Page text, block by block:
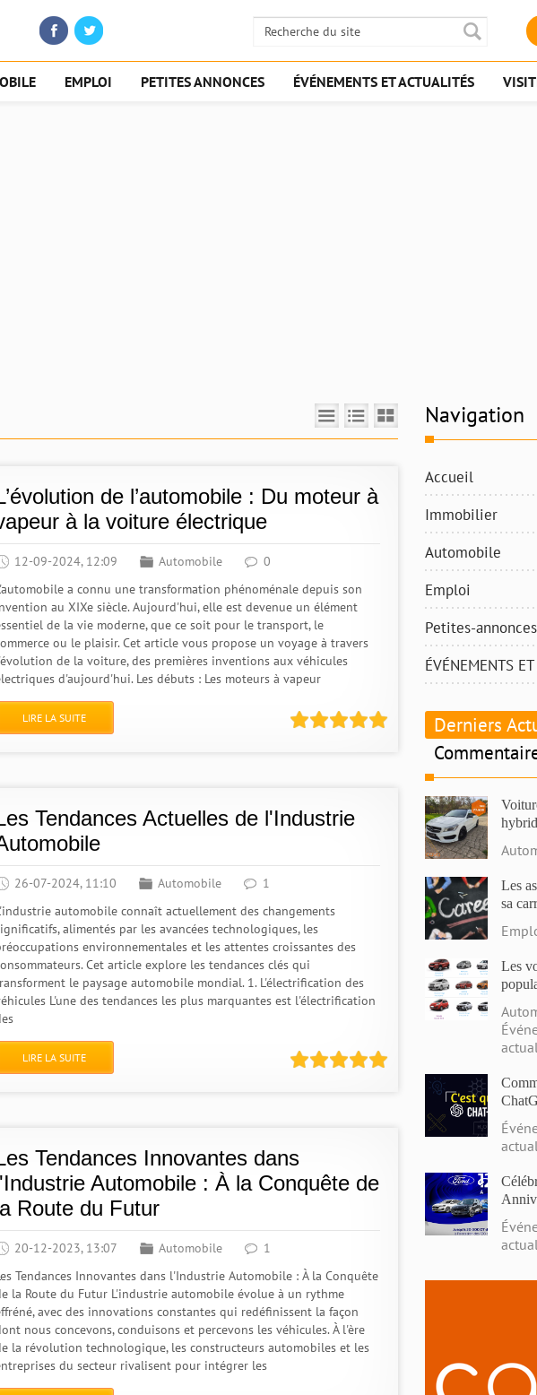
EMPLOI PETITES ANNONCES ÉVÉNEMENTS ET ACTUALITÉS
de l’automobile : Du moteur à
à la voiture électrique
12-09-2024, 12:09 Automobile
0
a connu une transformation phénoménale depuis son
au XIXe siècle. Aujourd'hui, elle est devenue un élément
de la vie moderne, que ce soit pour le transport, le
ou le plaisir. Cet article vous propose un voyage à travers
de la voiture, des premières inventions aux véhicules
d'aujourd'hui. Les débuts : Les moteurs à vapeur
LIRE LA SUITE
Tendances Actuelles de l'Industrie
26-07-2024, 11:10 Automobile
1
automobile connaît actuellement des changements
alimentés par les avancées technologiques, les
environnementales et les attentes croissantes des
Cet article explore les tendances clés qui
le paysage automobile mondial. 1. L'électrification des
L'une des tendances les plus marquantes est l'électrification
LIRE LA SUITE
Tendances Innovantes dans
Automobile : À la Conquête de
Route du Futur
20-12-2023, 13:07 Automobile
1
Tendances Innovantes dans l'Industrie Automobile : À la Conquête
la Route du Futur L'industrie automobile évolue à un rythme
avec des innovations constantes qui redéfinissent la façon
nous concevons, conduisons et percevons les véhicules. À l'ère
la révolution technologique, les constructeurs automobiles et les
du secteur rivalisent pour intégrer les
Navigation
Accueil
Immobilier
Automobile
Emploi
Petites-annonces
ÉVÉNEMENTS
Derniers
et les
Les
sa
Les
prix et
avec